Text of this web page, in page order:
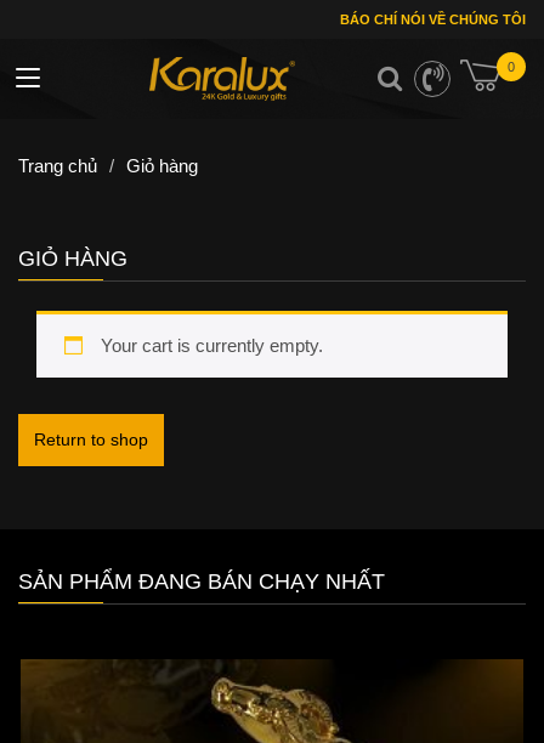
BÁO CHÍ NÓI VỀ CHÚNG TÔI
0
Toggle navigation
Trang chủ / Giỏ hàng
GIỎ HÀNG
Your cart is currently empty.
Return to shop
SẢN PHẨM ĐANG BÁN CHẠY NHẤT